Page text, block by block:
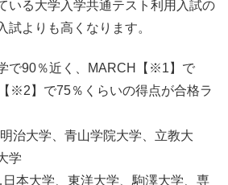
いる大学入学共通テスト利用入試の
試よりも高くなります。
で90％近く、MARCH【※1】で
※2】で75％くらいの得点が合格ラ
治大学、青山学院大学、立教大
学
本大学、東洋大学、駒澤大学、専